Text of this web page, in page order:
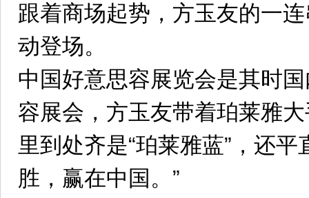
跟着商场起势，方玉友的一
动登场。
中国好意思容展览会是其时
容展会，方玉友带着珀莱雅
里到处齐是“珀莱雅蓝”，还
胜，赢在中国。”